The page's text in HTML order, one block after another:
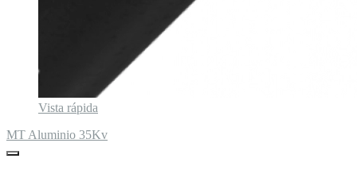
Vista rápida
MT Aluminio 35Kv